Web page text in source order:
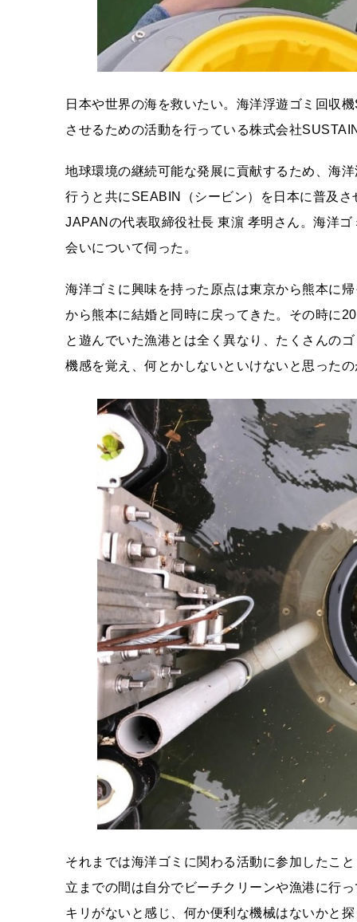
日本や世界の海を救いたい。海洋浮遊ゴミ回収
させるための活動を行っている株式会社
地球環境の継続可能な発展に貢献するため、海
行うと共にSEABIN（シービン）を日本に普及
JAPANの代表取締役社長 東濵 孝明さん。海洋
会いについて伺った。
海洋ゴミに興味を持った原点は東京から熊本に
から熊本に結婚と同時に戻ってきた。その時に
と遊んでいた漁港とは全く異なり、たくさんの
機感を覚え、何とかしないといけないと思った
それまでは海洋ゴミに関わる活動に参加したこ
立までの間は自分でビーチクリーンや漁港に行
キリがないと感じ、何か便利な機械はないかと